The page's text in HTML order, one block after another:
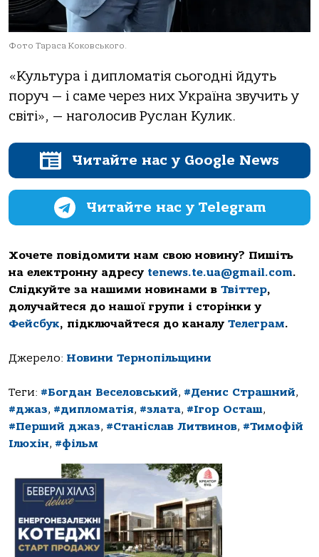
Фото Тараса Коковського.
«Культура і дипломатія сьогодні йдуть
поруч — і саме через них Україна звучить у
світі», — наголосив Руслан Кулик.
Читайте нас у Google News
Читайте нас у Telegram
Хочете повідомити нам свою новину? Пишіть
на електронну адресу tenews.te.ua@gmail.com.
Слідкуйте за нашими новинами в Твіттер,
долучайтеся до нашої групи і сторінки у
Фейсбук, підключайтеся до каналу Телеграм.
Джерело: Новини Тернопільщини
Теги: #Богдан Веселовський, #Денис Страшний,
#джаз, #дипломатія, #злата, #Ігор Осташ,
#Перший джаз, #Станіслав Литвинов, #Тимофій
Ілюхін, #фільм